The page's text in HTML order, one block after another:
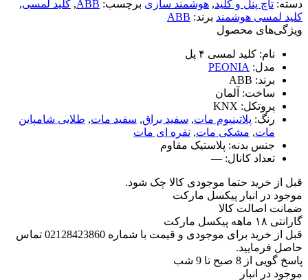
دسته: تاچ پنل و کلید, هوشمند سازی برچسب: ABB
, کلید لمسی,
کلید لمسی هوشمند برند: ABB
ویژگی‌های محصول
نام: کلید لمسی ۴ پل
مدل: PEONIA
برند: ABB
ساخت: آلمان
پروتکل: KNX
رنگ: پلاتینیوم مات, سفید براق, سفید مات, طلایی شامپاین
مات, مشکی مات, نقره ای مات
جنس بدنه: پلاستیک مقاوم
تعداد کانال: —
قبل از خرید حتما موجودی کالا چک شود.
موجود در انبار پیکسل مارکت
ضمانت اصالت کالا
گارانتی ۱۸ ماهه پیکسل مارکت
قبل از خرید برای موجودی و قیمت با شماره 02128423860 تماس
حاصل فرمایید.
پاسخ گویی از 8 صبح تا 9 شب
موجود در انبار